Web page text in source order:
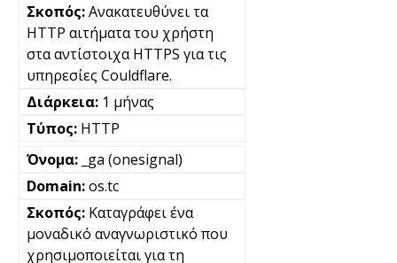
Ανακατευθύνει τα
HTTP αιτήματα του χρήστη
στα αντίστοιχα HTTPS για τις
υπηρεσίες Couldflare.
1 μήνας
HTTP
_ga (onesignal)
os.tc
Καταγράφει ένα
μοναδικό αναγνωριστικό που
χρησιμοποιείται για τη